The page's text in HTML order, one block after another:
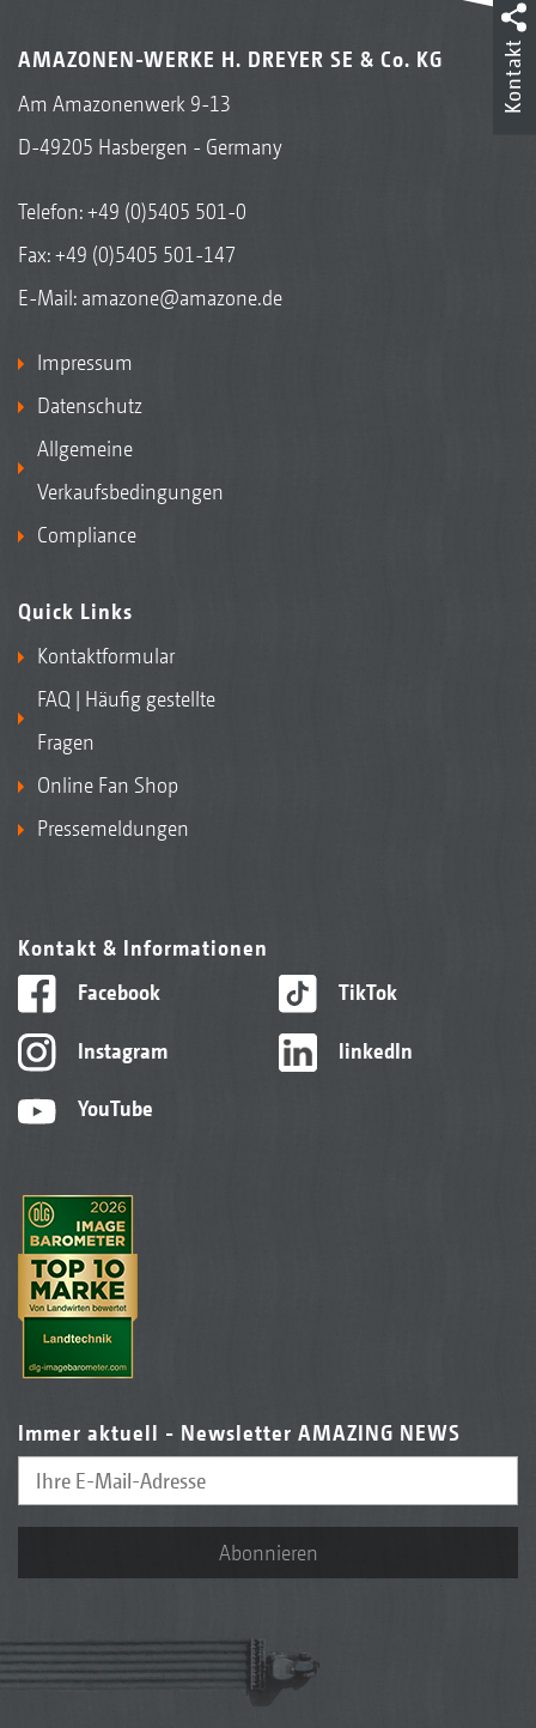
AMAZONEN-WERKE H. DREYER SE & Co. KG
Am Amazonenwerk 9-13
D-49205 Hasbergen - Germany
Telefon:+49 (0)5405 501-0
Fax: +49 (0)5405 501-147
E-Mail: amazone@amazone.de
Impressum
Datenschutz
Allgemeine
Verkaufsbedingungen
Compliance
Quick Links
Kontaktformular
FAQ | Häufig gestellte
Fragen
Online Fan Shop
Pressemeldungen
Kontakt & Informationen
Facebook
Instagram
YouTube
TikTok
linkedIn
Immer aktuell - Newsletter AMAZING NEWS
Abonnieren
Kontakt